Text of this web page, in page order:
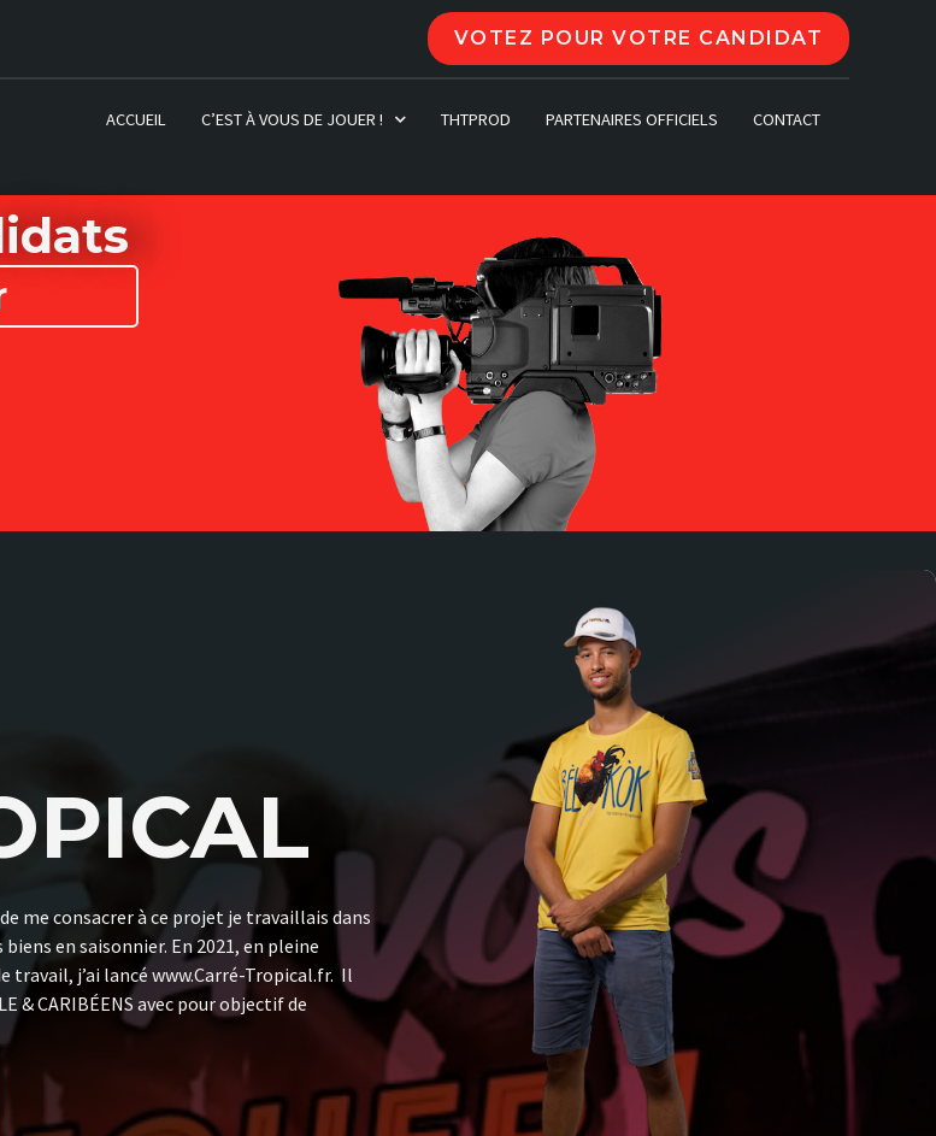
VOTEZ POUR VOTRE CANDIDAT
ACCUEIL C’EST À VOUS DE JOUER ! THTPROD PARTENAIRES OFFICIELS CONTACT
me consacrer à ce projet je travaillais dans
en saisonnier. En 2021, en pleine
travail, j’ai lancé www.Carré-Tropical.fr. Il
& CARIBÉENS avec pour objectif de